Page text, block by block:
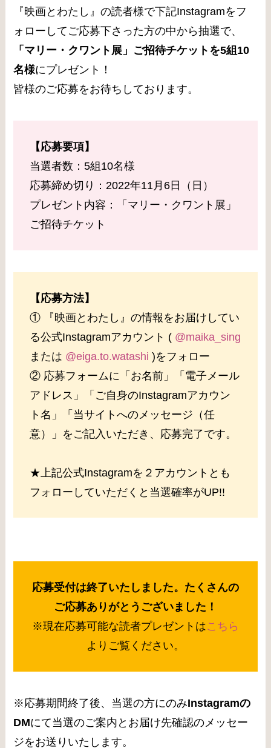
『映画とわたし』の読者様で下記Instagramをフ
ォローしてご応募下さった方の中から抽選で、
「マリー・クワント展」 ご招待チケットを5組10
名様にプレゼント！
皆様のご応募をお待ちしております。
【応募要項】
当選者数：5組10名様
応募締め切り：2022年11月6日（日）
プレゼント内容：「マリー・クワント展」
ご招待チケット
【応募方法】
① 『映画とわたし』の情報をお届けしてい
る公式Instagramアカウント ( @maika_sing
または @eiga.to.watashi )をフォロー
② 応募フォームに「お名前」「電子メール
アドレス」「ご自身のInstagramアカウン
ト名」「当サイトへのメッセージ（任
意）」をご記入いただき、応募完了です。
★上記公式Instagramを２アカウントとも
フォローしていただくと当選確率がUP!!
応募受付は終了いたしました。たくさんの
ご応募ありがとうございました！
※現在応募可能な読者プレゼントはこちら
よりご覧ください。
※応募期間終了後、当選の方にのみInstagramの
DMにて当選のご案内とお届け先確認のメッセー
ジをお送りいたします。